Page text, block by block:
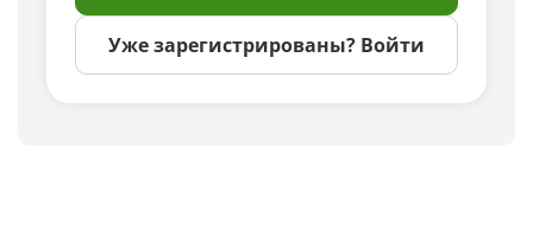
Уже зарегистрированы? Войти